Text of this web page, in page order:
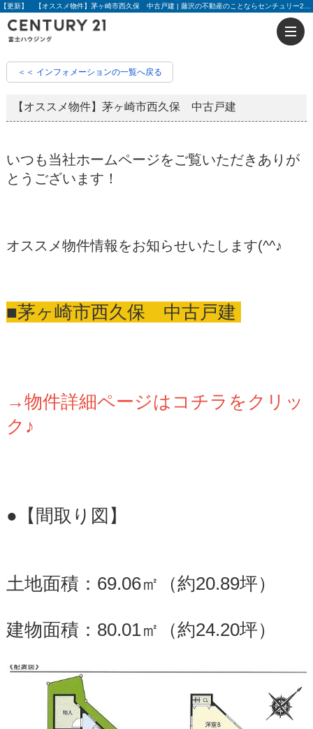
＜＜ インフォメーションの一覧へ戻る
【オススメ物件】茅ヶ崎市西久保 中古戸建
いつも当社ホームページをご覧いただきありが
とうございます！
オススメ物件情報をお知らせいたします(^^♪
■茅ヶ崎市西久保 中古戸建
→物件詳細ページはコチラをクリッ
ク♪
●【間取り図】
土地面積：69.06㎡（約20.89坪）
建物面積：80.01㎡（約24.20坪）